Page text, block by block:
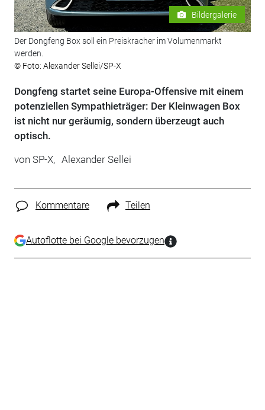
Bildergalerie
Der Dongfeng Box soll ein Preiskracher im Volumenmarkt
werden.
© Foto: Alexander Sellei/SP-X
Dongfeng startet seine Europa-Offensive mit einem
potenziellen Sympathieträger: Der Kleinwagen Box
ist nicht nur geräumig, sondern überzeugt auch
optisch.
von SP-X, Alexander Sellei
Kommentare Teilen
Autoflotte bei Google bevorzugen